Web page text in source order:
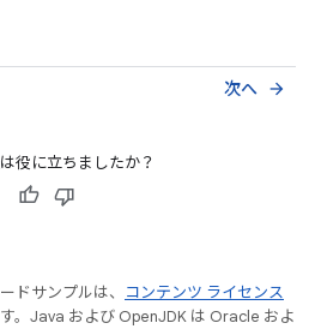
次へ arrow_forward
役に立ちましたか？
ドサンプルは、
コンテンツ ライセンス
。Java および OpenJDK は Oracle およ